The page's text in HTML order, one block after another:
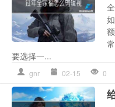
要选择一...
gnr 02-15 0